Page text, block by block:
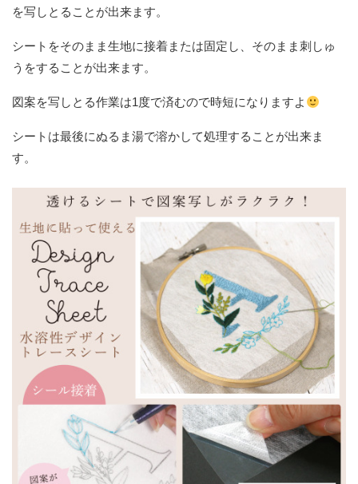
を写しとることが出来ます。
シートをそのまま生地に接着または固定し、そのまま刺しゅ
うをすることが出来ます。
図案を写しとる作業は1度で済むので時短になりますよ
シートは最後にぬるま湯で溶かして処理することが出来ま
す。